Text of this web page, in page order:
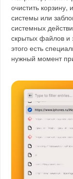
очистить корзину,
системы или
системных
скрытых файлов и
этого есть
нужный момент